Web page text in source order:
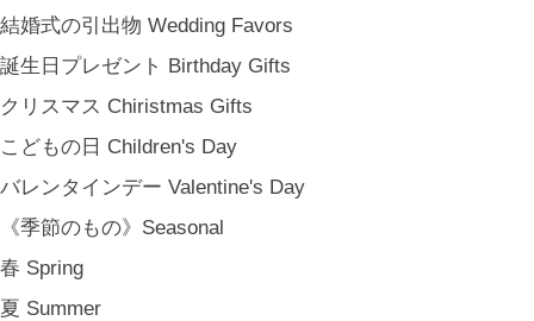
結婚式の引出物 Wedding Favors
誕生日プレゼント Birthday Gifts
クリスマス Chiristmas Gifts
こどもの日 Children's Day
バレンタインデー Valentine's Day
《季節のもの》Seasonal
春 Spring
夏 Summer